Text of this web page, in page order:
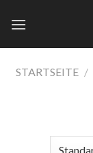
Inhalt
STARTSEITE /